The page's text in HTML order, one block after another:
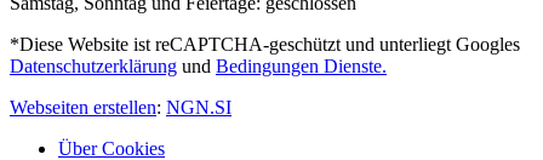
*Diese Website ist reCAPTCHA-geschützt und unterliegt Googles
Datenschutzerklärung und Bedingungen Dienste.
Webseiten erstellen: NGN.SI
Über Cookies